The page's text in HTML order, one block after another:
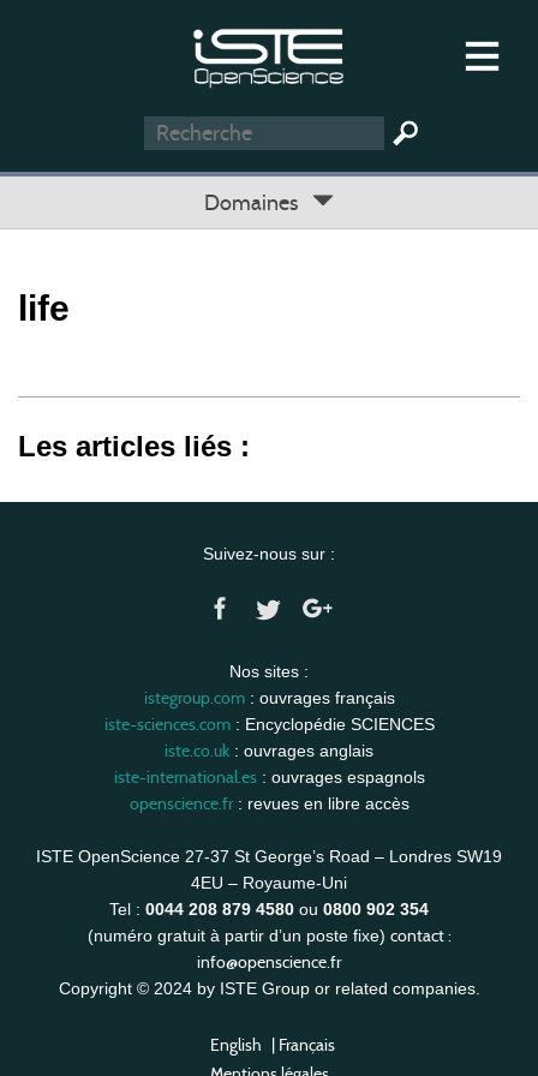
Domaines
life
Les articles liés :
Suivez-nous sur :
Nos sites :
istegroup.com: ouvrages français
iste-sciences.com: Encyclopédie SCIENCES
iste.co.uk : ouvrages anglais
iste-international.es: ouvrages espagnols
openscience.fr: revues en libre accès
ISTE OpenScience 27-37 St George’s Road – Londres SW19
4EU – Royaume-Uni
Tel : 0044 208 879 4580 ou 0800 902 354
(numéro gratuit à partir d’un poste fixe) contact :
info@openscience.fr
Copyright © 2024 by ISTE Group or related companies.
English | Français